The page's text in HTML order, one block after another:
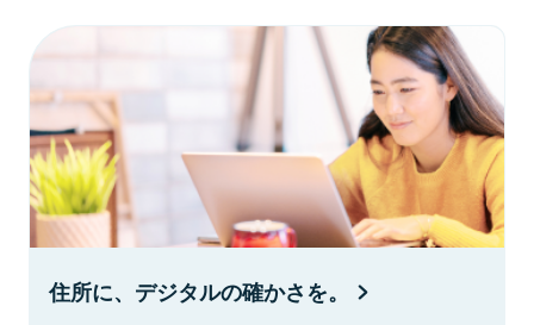
住所に、デジタルの確かさを。